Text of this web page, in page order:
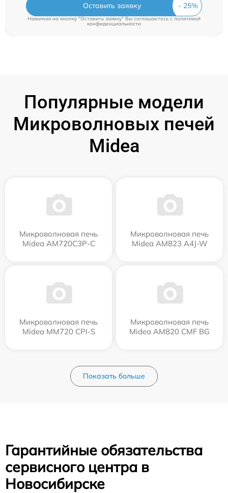
Оставить заявку
Нажимая на кнопку "Оставить заявку" Вы соглашаетесь cполитикой
конфиденциальности
Популярные модели
Микроволновых печей
Midea
Микроволновая печь
Midea AM720C3P-C
Микроволновая печь
Midea AM823 A4J-W
Микроволновая печь
Midea MM720 CPI-S
Микроволновая печь
Midea AM820 CMF BG
Показать больше
Гарантийные обязательства
сервисного центра в
Новосибирске